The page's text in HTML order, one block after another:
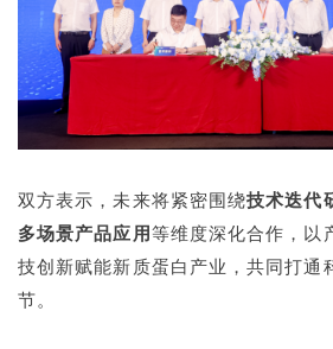
双方表示，未来将紧密围绕技术迭代
多场景产品应用等维度深化合作，以
技创新赋能新质蛋白产业，共同打通
节。